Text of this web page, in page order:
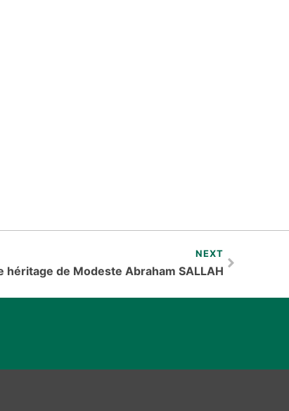
NEXT
héritage de Modeste Abraham SALLAH